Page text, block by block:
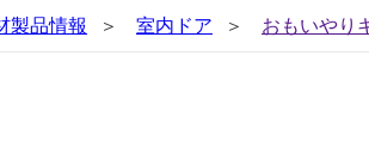
製品情報 室内ドア おもいやり